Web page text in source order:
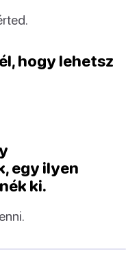
hogy lehetsz
egy ilyen
ki.